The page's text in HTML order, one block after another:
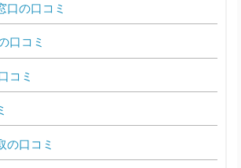
口の口コミ
口コミ
コミ
の口コミ